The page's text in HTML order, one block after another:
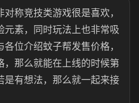
称竞技类游戏很是喜欢，
元素，同时玩法上也非常吸
位介绍蚊子帮发售价格，
，那么就能在上线的时候第
是有想法，那么就一起来接